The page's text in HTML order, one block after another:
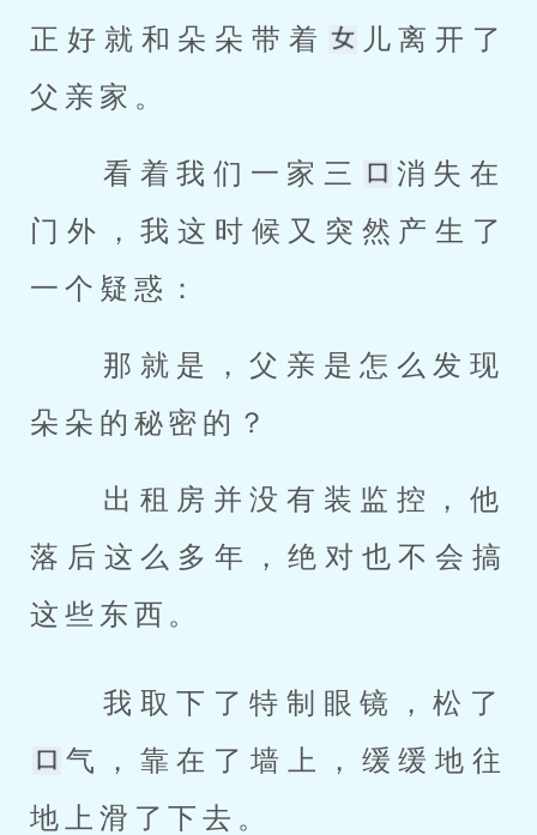
正好就和朵朵带着
儿离开了
父亲家。
看着我们一家三
消失在
门外，我这时候又突然产生了
一个疑惑：
朵朵的秘密的？
落后这么多年，绝对也不会搞
这些东西。
我取下了特制眼镜，松了
气，靠在了墙上，缓缓地往
地上滑了下去。